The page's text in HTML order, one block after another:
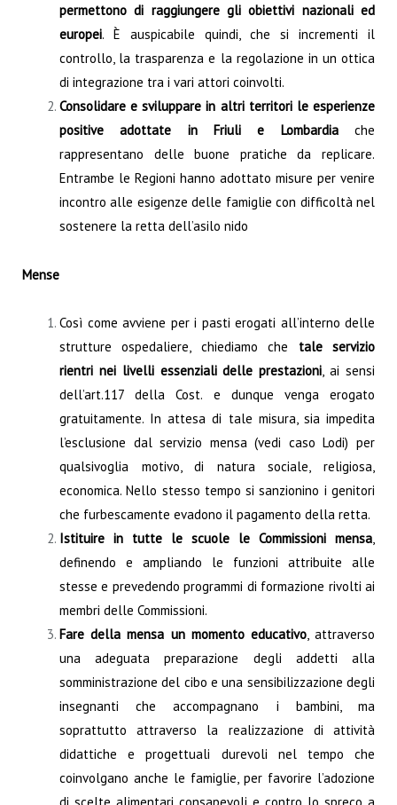
permettono di raggiungere gli obiettivi nazionali ed
europei. È auspicabile quindi, che si incrementi il
controllo, la trasparenza e la regolazione in un ottica
di integrazione tra i vari attori coinvolti.
Consolidare e sviluppare in altri territori le esperienze
positive adottate in Friuli e Lombardiache
rappresentano delle buone pratiche da replicare.
Entrambe le Regioni hanno adottato misure per venire
incontro alle esigenze delle famiglie con difficoltà nel
sostenere la retta dell’asilo nido
Mense
Così come avviene per i pasti erogati all’interno delle
strutture ospedaliere, chiediamo che tale servizio
rientri nei livelli essenziali delle prestazioni, ai sensi
dell’art.117 della Cost. e dunque venga erogato
gratuitamente. In attesa di tale misura, sia impedita
l’esclusione dal servizio mensa (vedi caso Lodi) per
qualsivoglia motivo, di natura sociale, religiosa,
economica. Nello stesso tempo si sanzionino i genitori
che furbescamente evadono il pagamento della retta.
Istituire in tutte le scuole le Commissioni mensa,
definendo e ampliando le funzioni attribuite alle
stesse e prevedendo programmi di formazione rivolti ai
membri delle Commissioni.
Fare della mensa un momento educativo, attraverso
una adeguata preparazione degli addetti alla
somministrazione del cibo e una sensibilizzazione degli
insegnanti che accompagnano i bambini, ma
soprattutto attraverso la realizzazione di attività
didattiche e progettuali durevoli nel tempo che
coinvolgano anche le famiglie, per favorire l’adozione